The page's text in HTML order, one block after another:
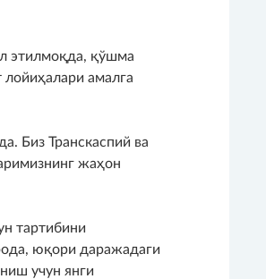
этилмоқда, қўшма
амалга
Биз Транскаспий ва
жаҳон
тартибини
юқори даражадаги
учун янги